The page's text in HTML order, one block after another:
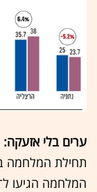
ערים בלי אזעקה: